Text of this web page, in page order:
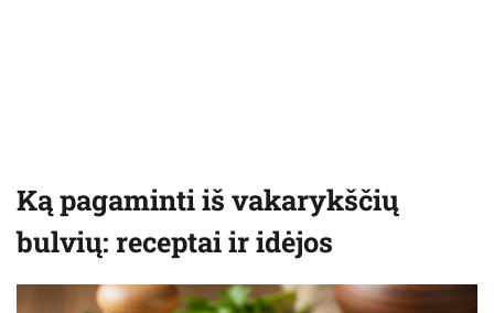
Ką pagaminti iš vakarykščių
bulvių: receptai ir idėjos